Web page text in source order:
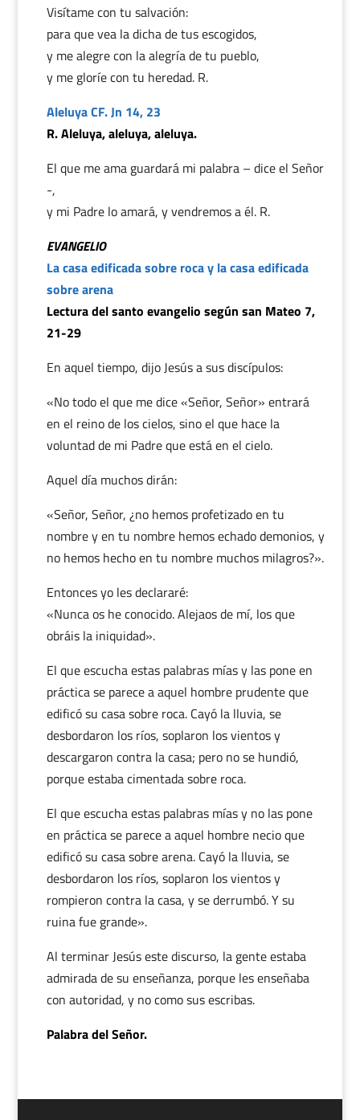
Visítame con tu salvación:
para que vea la dicha de tus escogidos,
y me alegre con la alegría de tu pueblo,
y me gloríe con tu heredad. R.
Aleluya CF. Jn 14, 23
R. Aleluya, aleluya, aleluya.
El que me ama guardará mi palabra – dice el Señor
-,
y mi Padre lo amará, y vendremos a él. R.
EVANGELIO
La casa edificada sobre roca y la casa edificada
sobre arena
Lectura del santo evangelio según san Mateo 7,
21-29
En aquel tiempo, dijo Jesús a sus discípulos:
«No todo el que me dice «Señor, Señor» entrará
en el reino de los cielos, sino el que hace la
voluntad de mi Padre que está en el cielo.
Aquel día muchos dirán:
«Señor, Señor, ¿no hemos profetizado en tu
nombre y en tu nombre hemos echado demonios, y
no hemos hecho en tu nombre muchos milagros?».
Entonces yo les declararé:
«Nunca os he conocido. Alejaos de mí, los que
obráis la iniquidad».
El que escucha estas palabras mías y las pone en
práctica se parece a aquel hombre prudente que
edificó su casa sobre roca. Cayó la lluvia, se
desbordaron los ríos, soplaron los vientos y
descargaron contra la casa; pero no se hundió,
porque estaba cimentada sobre roca.
El que escucha estas palabras mías y no las pone
en práctica se parece a aquel hombre necio que
edificó su casa sobre arena. Cayó la lluvia, se
desbordaron los ríos, soplaron los vientos y
rompieron contra la casa, y se derrumbó. Y su
ruina fue grande».
Al terminar Jesús este discurso, la gente estaba
admirada de su enseñanza, porque les enseñaba
con autoridad, y no como sus escribas.
Palabra del Señor.